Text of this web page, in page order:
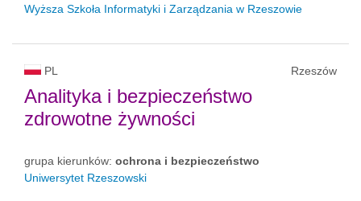
Wyższa Szkoła Informatyki i Zarządzania w Rzeszowie
PL Rzeszów
Analityka i bezpieczeństwo
zdrowotne żywności
grupa kierunków: ochrona i bezpieczeństwo
Uniwersytet Rzeszowski